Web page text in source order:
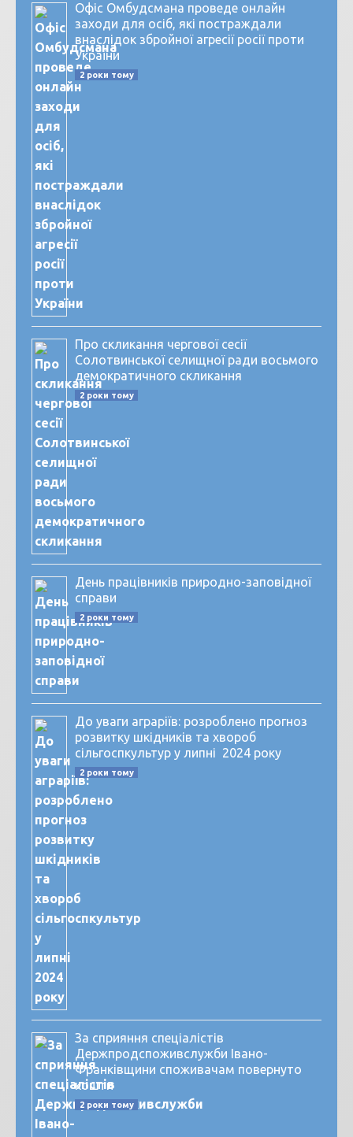
Офіс Омбудсмана проведе онлайн
заходи для осіб, які постраждали
внаслідок збройної агресії росії проти
України
2 роки тому
Про скликання чергової сесії
Солотвинської селищної ради восьмого
демократичного скликання
2 роки тому
День працівників природно-заповідної
справи
2 роки тому
До уваги аграріїв: розроблено прогноз
розвитку шкідників та хвороб
сільгоспкультур у липні 2024 року
2 роки тому
За сприяння спеціалістів
Держпродспоживслужби Івано-
Франківщини споживачам повернуто
кошти
2 роки тому